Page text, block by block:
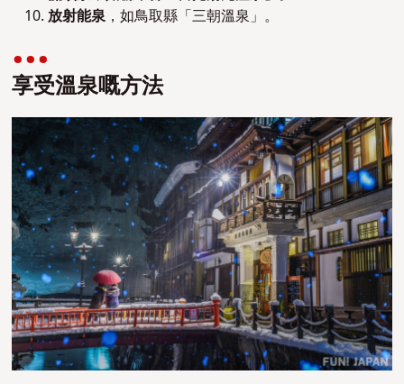
放射能泉 ，如鳥取縣「三朝溫泉」。
享受溫泉嘅方法